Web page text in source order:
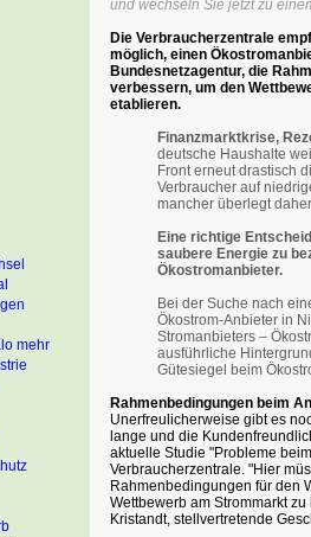
mehr
und wechseln Sie jetzt zu
Die Verbraucherzentrale
möglich, einen
Bundesnetzagentur, die
verbessern, um den
etablieren.
Finanzmarktkrise,
deutsche Haushalte
Front erneut drastisch
Verbraucher auf
mancher überlegt
Eine richtige
saubere Energie zu
Ökostromanbieter.
Bei der Suche nach
Ökostrom-Anbieter in
Stromanbieters –
ausführliche
Gütesiegel beim
Rahmenbedingungen beim
Unerfreulicherweise gibt es
lange und die
aktuelle Studie "Probleme
Verbraucherzentrale. "Hier
Rahmenbedingungen für den
Wettbewerb am Strommarkt
Kristandt, stellvertretende